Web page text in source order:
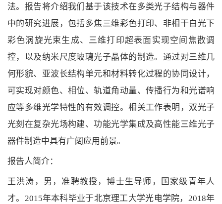
法。报告将介绍我们基于该技术在多类光子结构与器件
中的研究进展，包括多焦三维彩色打印、非相干白光下
彩色涡旋光束生成、三维打印超表面实现空间焦散调
控，以及纳米尺度玻璃光子晶体的制造。通过对三维几
何形貌、亚波长结构单元和材料转化过程的协同设计，
可实现对颜色、相位、轨道角动量、传播行为和光谱响
应等多维光学特性的有效调控。相关工作表明，双光子
光刻在复杂光场构建、功能光学集成及高性能三维光子
器件制造中具有广阔应用前景。
报告人简介：
王洪涛，男，准聘教授，博士生导师，国家级青年人
才。 2015年本科毕业于北京理工大学光电学院， 2018年